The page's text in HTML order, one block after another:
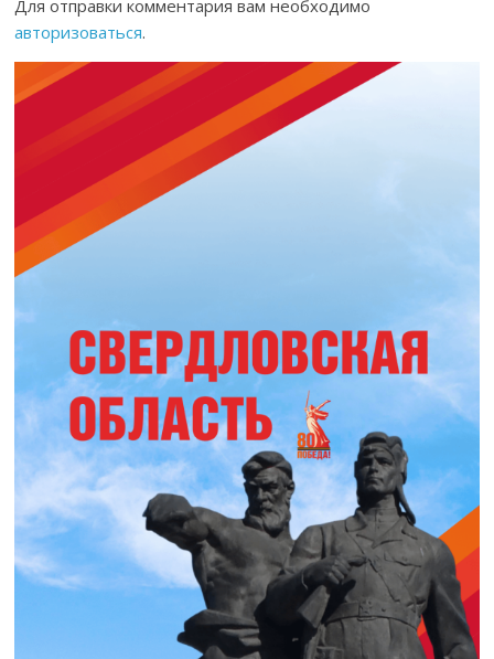
Для отправки комментария вам необходимо
авторизоваться.